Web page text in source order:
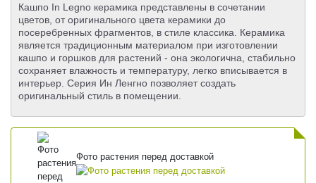
Кашпо In Legno керамика представлены в сочетании
цветов, от оригинального цвета керамики до
посеребренных фрагментов, в стиле классика. Керамика
является традиционным материалом при изготовлении
кашпо и горшков для растений - она экологична, стабильно
сохраняет влажность и температуру, легко вписывается в
интерьер. Серия Ин Ленгно позволяет создать
оригинальный стиль в помещении.
Фото растения перед доставкой